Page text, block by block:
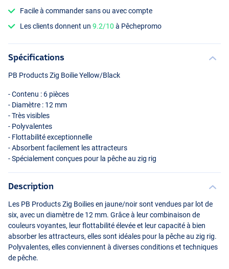
Facile à commander sans ou avec compte
Les clients donnent un9.2/10 à Pêchepromo
Spécifications
PB Products Zig Boilie Yellow/Black
- Contenu : 6 pièces
- Diamètre : 12 mm
- Très visibles
- Polyvalentes
- Flottabilité exceptionnelle
- Absorbent facilement les attracteurs
- Spécialement conçues pour la pêche au zig rig
Description
Les PB Products Zig Boilies en jaune/noir sont vendues par lot de
six, avec un diamètre de 12 mm. Grâce à leur combinaison de
couleurs voyantes, leur flottabilité élevée et leur capacité à bien
absorber les attracteurs, elles sont idéales pour la pêche au zig rig.
Polyvalentes, elles conviennent à diverses conditions et techniques
de pêche.